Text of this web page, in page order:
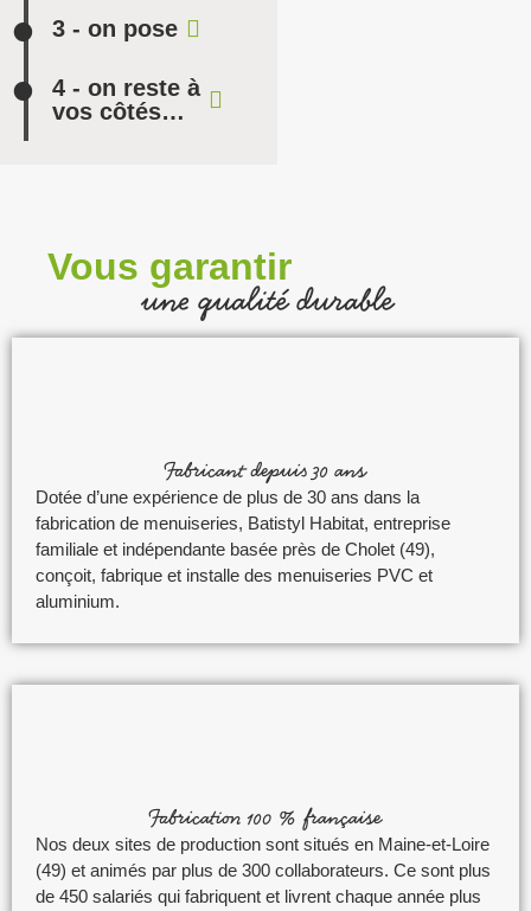
3 - on pose
4 - on reste à
vos côtés…
Vous garantir
une qualité durable
Fabricant depuis 30 ans
Dotée d’une expérience de plus de 30 ans dans la
fabrication de menuiseries, Batistyl Habitat, entreprise
familiale et indépendante basée près de Cholet (49),
conçoit, fabrique et installe des menuiseries PVC et
aluminium.
Fabrication 100 % française
Nos deux sites de production sont situés en Maine-et-Loire
(49) et animés par plus de 300 collaborateurs. Ce sont plus
de 450 salariés qui fabriquent et livrent chaque année plus